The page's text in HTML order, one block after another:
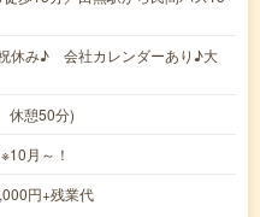
休み♪ 会社カレンダーあり♪大
休憩50分)
月～！
円+残業代